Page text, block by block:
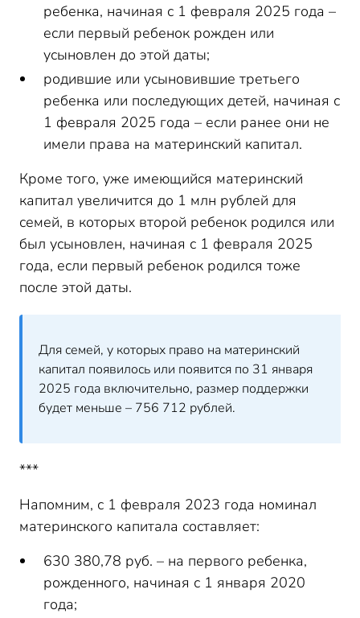
ребенка, начиная с 1 февраля 2025 года –
если первый ребенок рожден или
усыновлен до этой даты;
родившие или усыновившие третьего
ребенка или последующих детей, начиная с
1 февраля 2025 года – если ранее они не
имели права на материнский капитал.
Кроме того, уже имеющийся материнский
капитал увеличится до 1 млн рублей для
семей, в которых второй ребенок родился или
был усыновлен, начиная с 1 февраля 2025
года, если первый ребенок родился тоже
после этой даты.
Для семей, у которых право на материнский
капитал появилось или появится по 31 января
2025 года включительно, размер поддержки
будет меньше – 756 712 рублей.
***
Напомним, с 1 февраля 2023 года номинал
материнского капитала составляет:
630 380,78 руб. – на первого ребенка,
рожденного, начиная с 1 января 2020
года;